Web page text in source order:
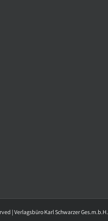
| Verlagsbüro Karl Schwarzer Ges.m.b.H.